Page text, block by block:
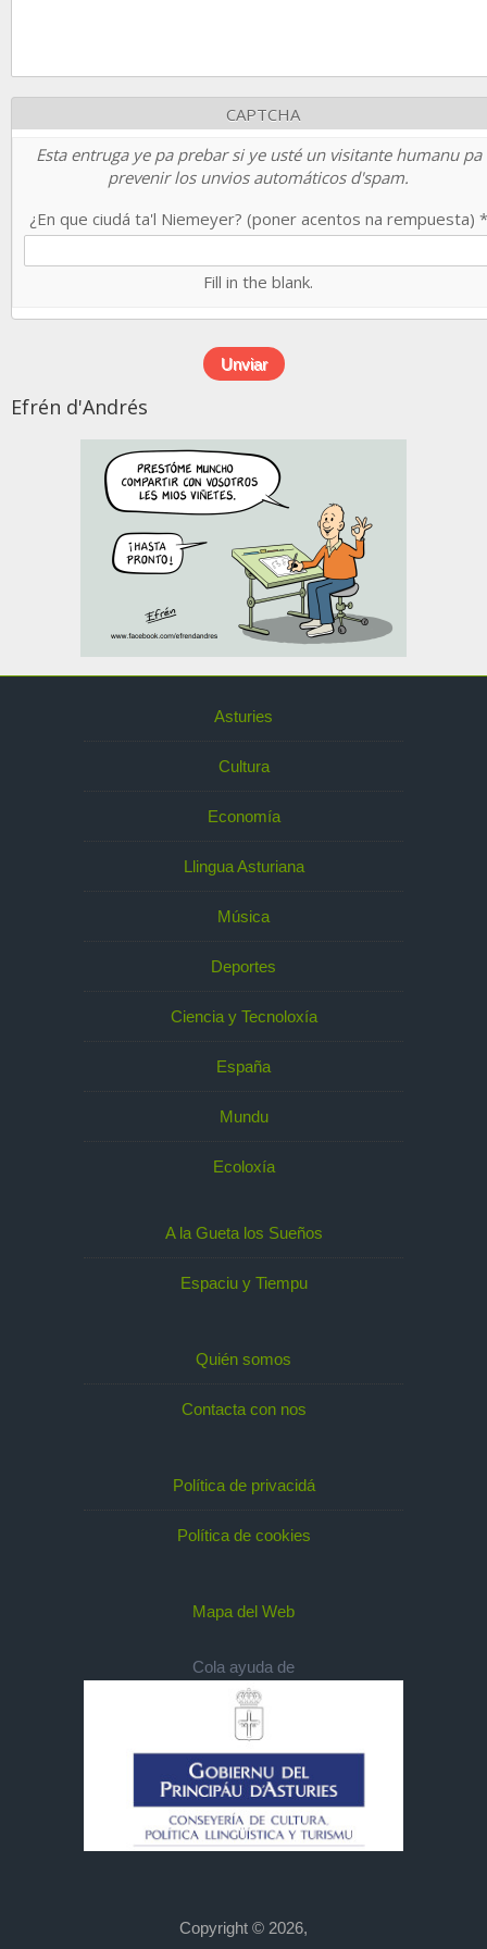
CAPTCHA
Esta entruga ye pa prebar si ye usté un visitante humanu pa
prevenir los unvios automáticos d'spam.
¿En que ciudá ta'l Niemeyer? (poner acentos na rempuesta) *
Fill in the blank.
Efrén d'Andrés
Asturies
Cultura
Economía
Llingua Asturiana
Música
Deportes
Ciencia y Tecnoloxía
España
Mundu
Ecoloxía
A la Gueta los Sueños
Espaciu y Tiempu
Quién somos
Contacta con nos
Política de privacidá
Política de cookies
Mapa del Web
Cola ayuda de
Copyright © 2026,